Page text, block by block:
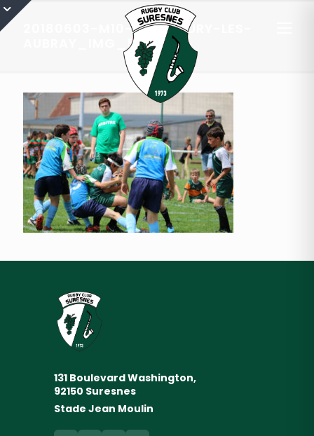
20180603-M10-EQ1-FLEURY-LES-
AUBRAY_IMG_5206
131 Boulevard Washington,
92150 Suresnes
Stade Jean Moulin